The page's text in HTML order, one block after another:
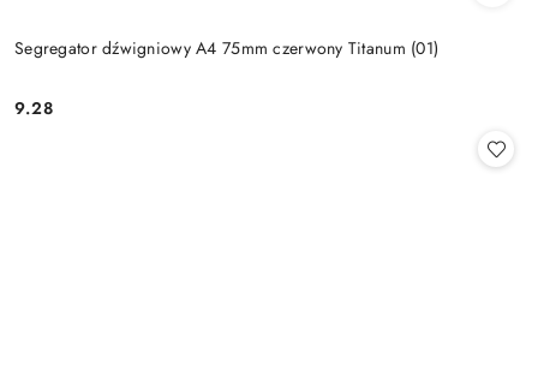
Segregator dźwigniowy A4 75mm czerwony Titanum (01)
Cena:
9.28